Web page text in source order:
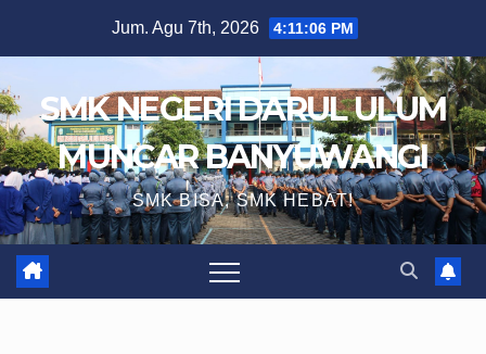
Jum. Agu 7th, 2026 4:11:07 PM
SMK NEGERI DARUL ULUM
MUNCAR BANYUWANGI
SMK BISA, SMK HEBAT!